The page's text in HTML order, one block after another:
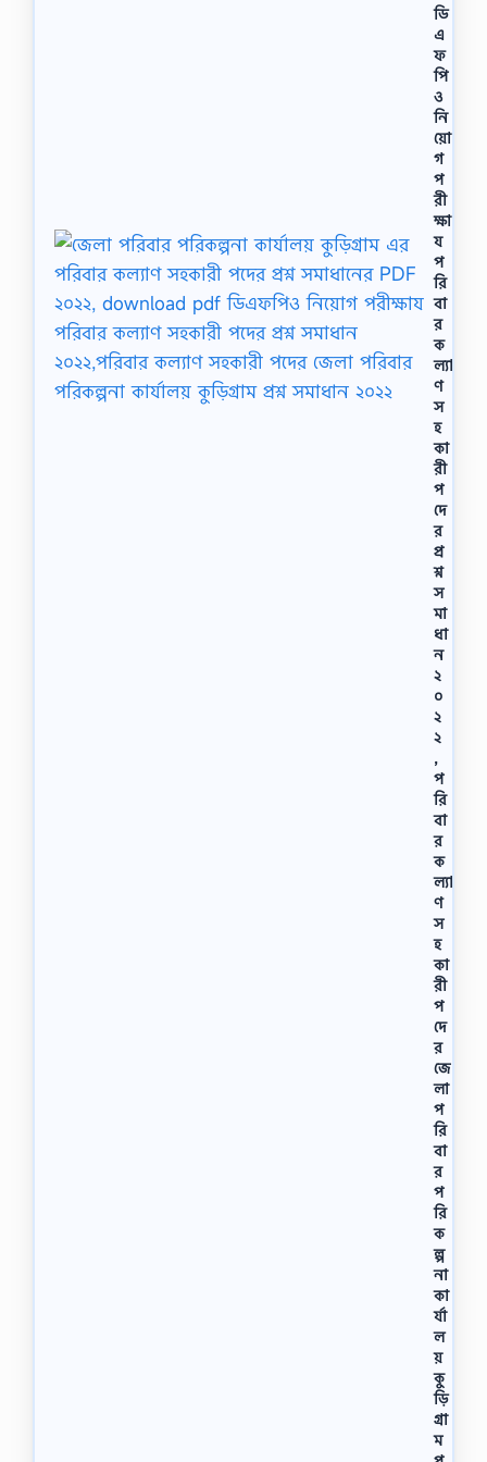
ডি
এ
ফ
পি
ও
নি
য়ো
গ
প
রী
ক্ষা
য
প
রি
বা
র
ক
ল্যা
ণ
স
হ
কা
রী
প
দে
র
প্র
শ্ন
স
মা
ধা
ন
২
০
২
২
,
প
রি
বা
র
ক
ল্যা
ণ
স
হ
কা
রী
প
দে
র
জে
লা
প
রি
বা
র
প
রি
ক
ল্প
না
কা
র্যা
ল
য়
কু
ড়ি
গ্রা
ম